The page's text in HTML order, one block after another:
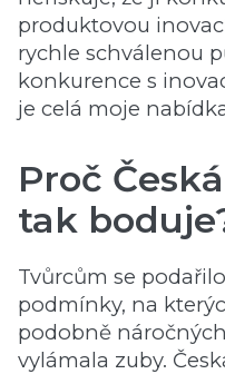
produktovou
rychle schválenou
konkurence s
je celá moje
Proč
tak
Tvůrcům se
podmínky, na
podobně
vylámala zuby.